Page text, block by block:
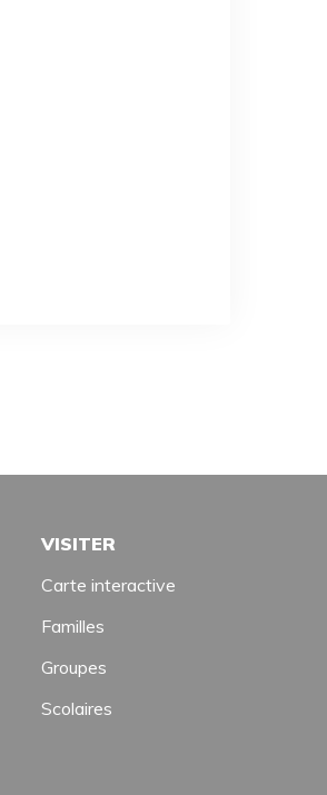
VISITER
Carte interactive
Familles
Groupes
Scolaires